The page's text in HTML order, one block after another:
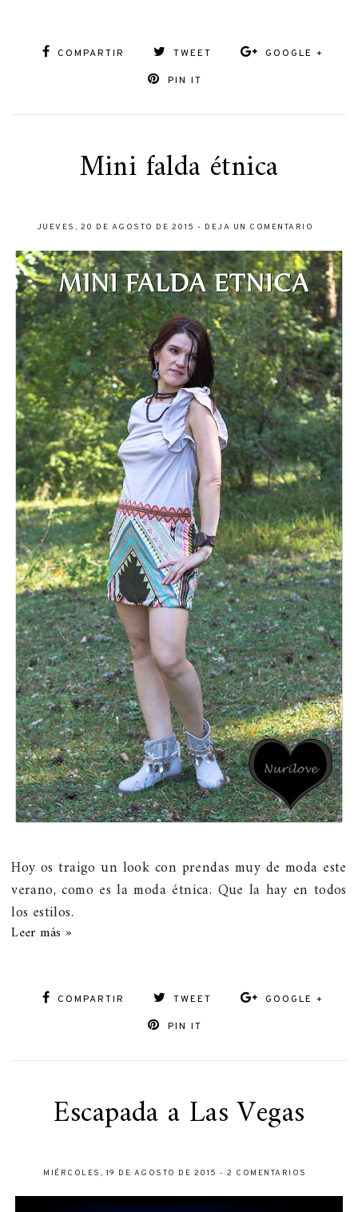
COMPARTIR TWEET GOOGLE +
PIN IT
Mini falda étnica
JUEVES, 20 DE AGOSTO DE 2015- DEJA UN COMENTARIO
Hoy os traigo un look con prendas muy de moda este
verano, como es la moda étnica. Que la hay en todos
los estilos.
Leer más »
COMPARTIR TWEET GOOGLE +
PIN IT
Escapada a Las Vegas
MIÉRCOLES, 19 DE AGOSTO DE 2015-2 COMENTARIOS